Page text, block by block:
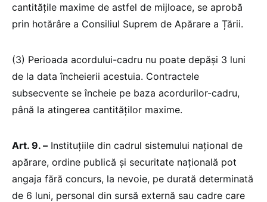
cantitățile maxime de astfel de mijloace, se aprobă
prin hotărâre a Consiliul Suprem de Apărare a Țării.
(3) Perioada acordului-cadru nu poate depăși 3 luni
de la data încheierii acestuia. Contractele
subsecvente se încheie pe baza acordurilor-cadru,
până la atingerea cantităților maxime.
Art. 9. – Instituțiile din cadrul sistemului național de
apărare, ordine publică și securitate națională pot
angaja fără concurs, la nevoie, pe durată determinată
de 6 luni, personal din sursă externă sau cadre care